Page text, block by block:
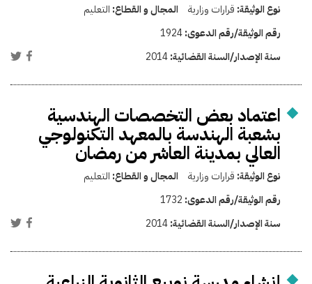
نوع الوثيقة: قرارات وزارية المجال و القطاع: التعليم
رقم الوثيقة/رقم الدعوى:1924
سنة الإصدار/السنة القضائية:2014
اعتماد بعض التخصصات الهندسية
بشعبة الهندسة بالمعهد التكنولوجي
العالي بمدينة العاشر من رمضان
نوع الوثيقة: قرارات وزارية المجال و القطاع: التعليم
رقم الوثيقة/رقم الدعوى: 1732
سنة الإصدار/السنة القضائية:2014